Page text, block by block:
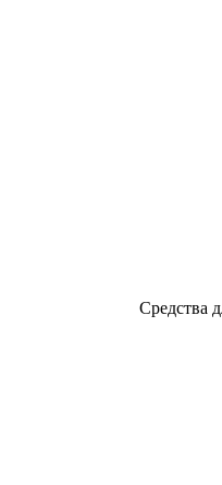
Средства